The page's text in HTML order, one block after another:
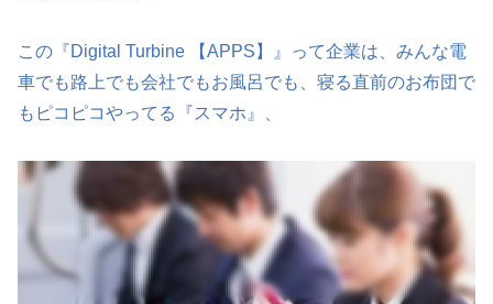
この『Digital Turbine 【APPS】』って企業は、みんな電
車でも路上でも会社でもお風呂でも、寝る直前のお布団で
もピコピコやってる『スマホ』、